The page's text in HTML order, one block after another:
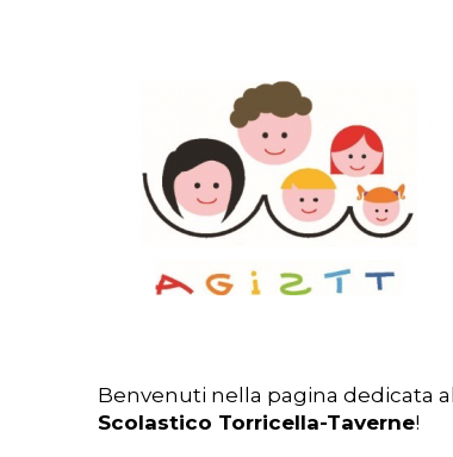
Benvenuti nella pagina dedicata
Scolastico Torricella-Taverne!